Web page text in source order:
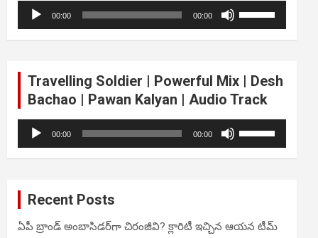
Audio
Player
00:00 00:00
Arrow
increase
or
Travelling Soldier | Powerful Mix | Desh
Bachao | Pawan Kalyan | Audio Track
Audio
Player
00:00 00:00
Arrow
decrease
Recent Posts
ఏపీ బ్రాండ్ అంబాసిడర్‌గా చిరంజీవి? క్లారిటీ ఇచ్చిన ఆయన టీమ్